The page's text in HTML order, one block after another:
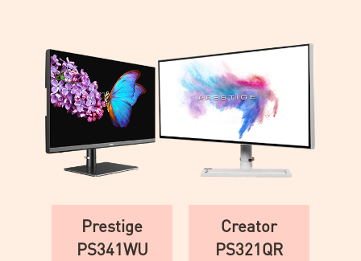
Prestige
PS341WU
Creator
PS321QR